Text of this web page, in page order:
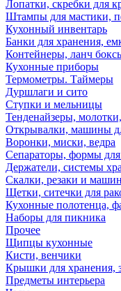
Лопатки, скребки для
Штампы для мастики,
Кухонный инвентарь
Банки для хранения,
Контейнеры, ланч
Кухонные приборы
Термометры. Таймеры
Дуршлаги и сито
Ступки и мельницы
Тенденайзеры,
Открывалки, машины
Воронки, миски, ведра
Сепараторы, формы
Держатели, системы
Скалки, резаки и
Щетки, ситечки для
Кухонные полотенца,
Наборы для пикника
Прочее
Щипцы кухонные
Кисти, венчики
Крышки для хранения,
Предметы интерьера